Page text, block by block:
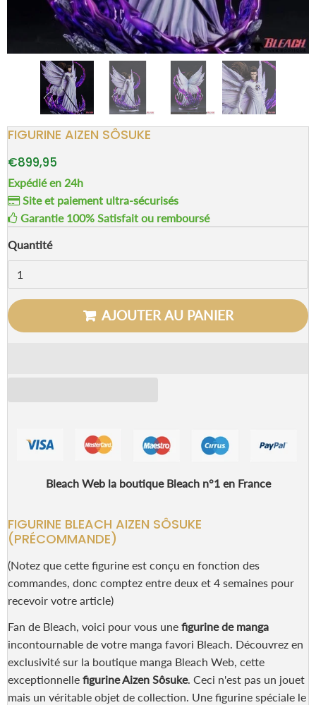
FIGURINE AIZEN SÔSUKE
€899,95
Expédié en 24h
Site et paiement ultra-sécurisés
Garantie 100% Satisfait ou remboursé
Quantité
AJOUTER AU PANIER
Bleach Web la boutique Bleach n°1 en France
FIGURINE BLEACH AIZEN SÔSUKE
(PRÉCOMMANDE)
(Notez que cette figurine est conçu en fonction des
commandes, donc comptez entre deux et 4 semaines pour
recevoir votre article)
Fan de Bleach, voici pour vous une figurine de manga
incontournable de votre manga favori Bleach. Découvrez en
exclusivité sur la boutique manga Bleach Web, cette
exceptionnelle figurine Aizen Sôsuke. Ceci n'est pas un jouet
mais un véritable objet de collection. Une figurine spéciale le